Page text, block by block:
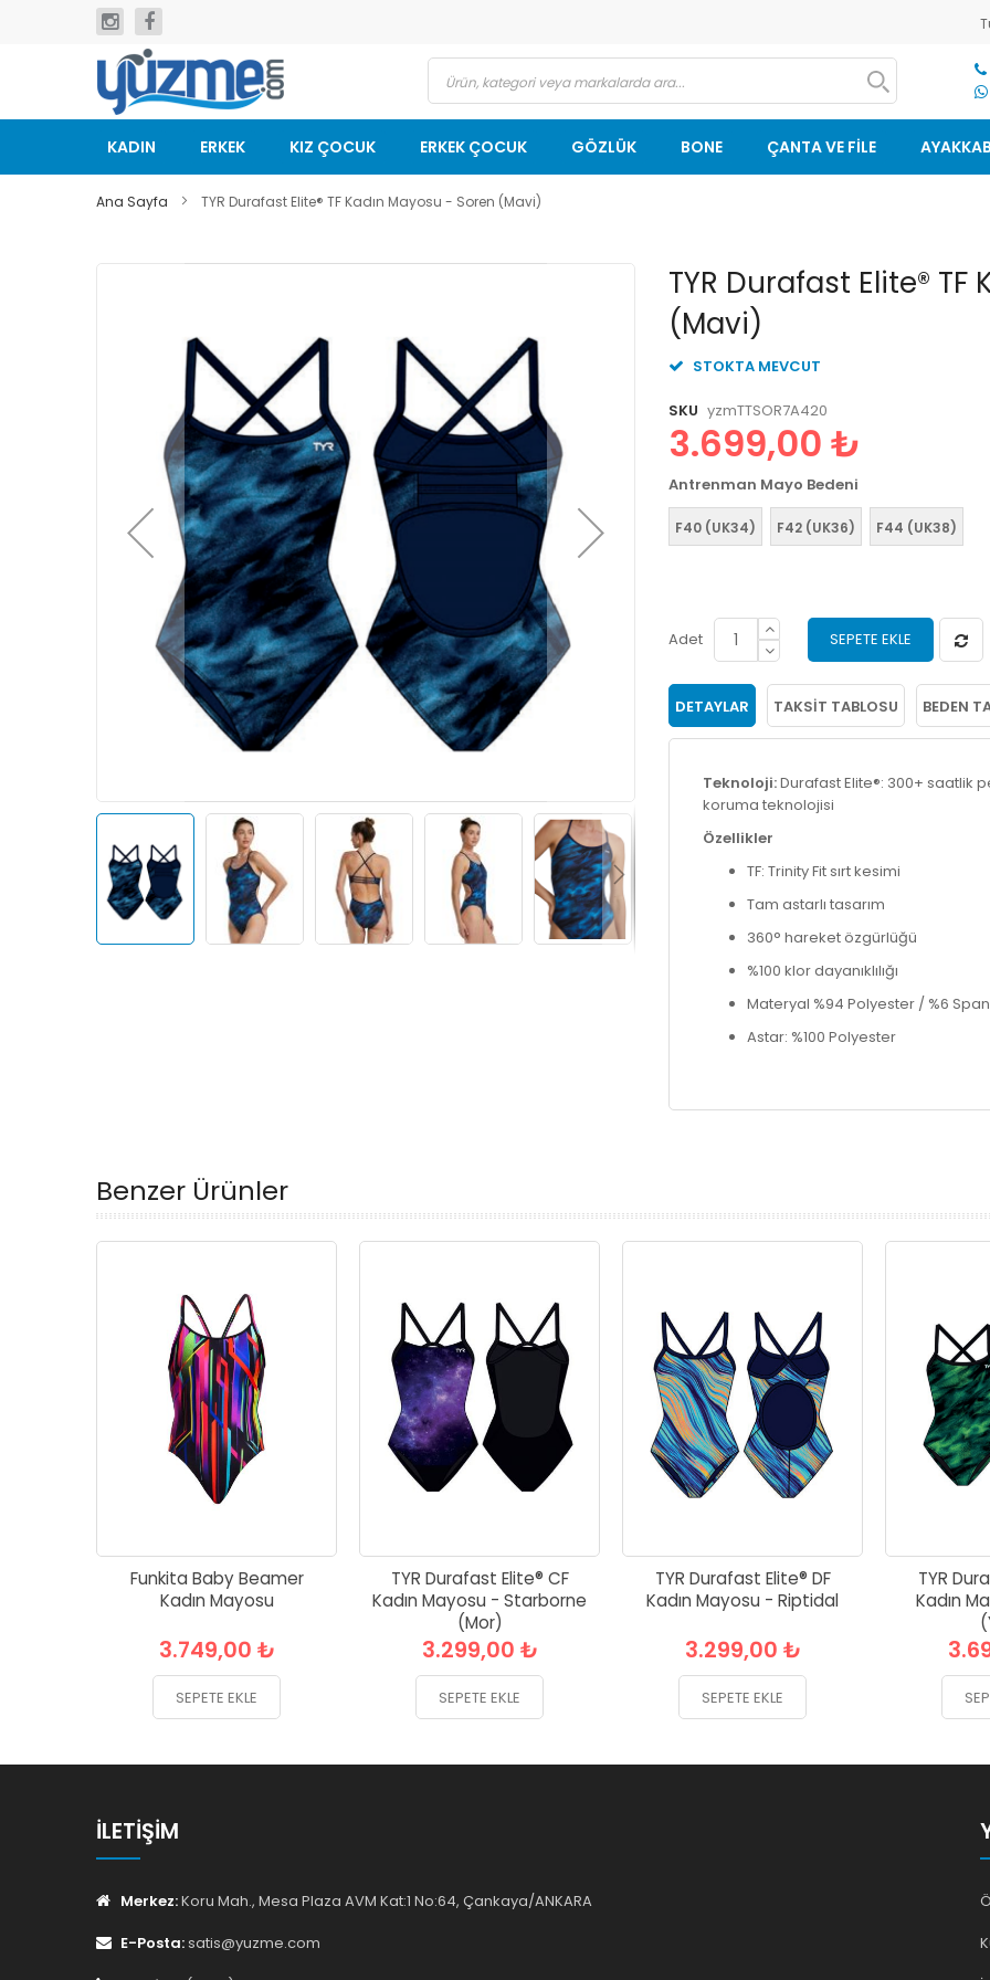
geç
KADIN ERKEK KIZ ÇOCUK ERKEK ÇOCUK GÖZLÜK BONE ÇANTA VE FİLE
Ana Sayfa TYR Durafast Elite® TF Kadın Mayosu - Soren (Mavi)
TYR Durafast Elite®
(Mavi)
STOKTA MEVCUT
SKU yzmTTSOR7A420
3.699,00 ₺
Antrenman Mayo Bedeni
F40 (UK34) F42 (UK36) F44 (UK38)
Adet SEPETE EKLE
DETAYLAR TAKSIT TABLOSU BEDEN
Teknoloji:Durafast Elite®: 300+ saatlik
koruma teknolojisi
Özellikler
TF: Trinity Fit sırt kesimi
Tam astarlı tasarım
360° hareket özgürlüğü
%100 klor dayanıklılığı
Materyal %94 Polyester / %6
Astar: %100 Polyester
Resim
galerisinin
başlangıcına
Benzer Ürünler
Funkita Baby Beamer
Kadın Mayosu
3.749,00 ₺
SEPETE EKLE
TYR Durafast Elite® CF
Kadın Mayosu - Starborne
(Mor)
3.299,00 ₺
SEPETE EKLE
TYR Durafast Elite® DF
Kadın Mayosu - Riptidal
3.299,00 ₺
SEPETE EKLE
TYR
Kadın
İLETIŞIM
Merkez:Koru Mah., Mesa Plaza AVM Kat:1 No:64, Çankaya/ANKARA
E-Posta:satis@yuzme.com